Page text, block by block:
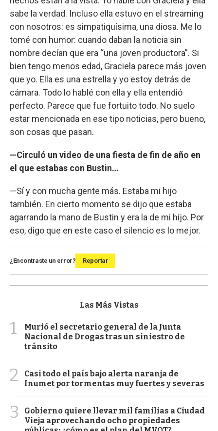
sabe la verdad. Incluso ella estuvo en el streaming
con nosotros: es simpatiquísima, una diosa. Me lo
tomé con humor: cuando daban la noticia sin
nombre decían que era “una joven productora”. Si
bien tengo menos edad, Graciela parece más joven
que yo. Ella es una estrella y yo estoy detrás de
cámara. Todo lo hablé con ella y ella entendió
perfecto. Parece que fue fortuito todo. No suelo
estar mencionada en ese tipo noticias, pero bueno,
son cosas que pasan.
—Circuló un video de una fiesta de fin de año en
el que estabas con Bustin…
—Sí y con mucha gente más. Estaba mi hijo
también. En cierto momento se dijo que estaba
agarrando la mano de Bustin y era la de mi hijo. Por
eso, digo que en este caso el silencio es lo mejor.
¿Encontraste un error? Reportar
Las Más Vistas
1
Murió el secretario general de la Junta
Nacional de Drogas tras un siniestro de
tránsito
2
Casi todo el país bajo alerta naranja de
Inumet por tormentas muy fuertes y severas
3
Gobierno quiere llevar mil familias a Ciudad
Vieja aprovechando ocho propiedades